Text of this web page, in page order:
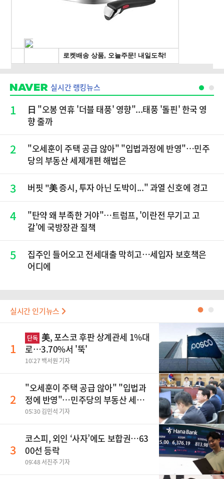
실시간 랭킹뉴스
1
日 "오봉 연휴 '더블 태풍' 영향"...태풍 '돌핀' 한국 영
향 줄까
2
"오세훈이 주택 공급 않아" "입법과정에 반영"…민주
당의 부동산 세제개편 해법은
3 버핏 "美 증시, 투자 아닌 도박이..." 과열 신호에 경고
4
"탄약 왜 부족한 거야"…트럼프, '이란전 무기고 고
갈'에 국방장관 질책
5
집주인 들어오고 전세대출 막히고…세입자 보호책은
어디에
실시간 인기뉴스 ●
1
단독 美, 포스코 후판 상계관세 1%대
로…3.70%서 '뚝'
10:27 백서원 기자
2
"오세훈이 주택 공급 않아" "입법과
정에 반영"…민주당의 부동산 세제
개편 해법은
05:30 김민석 기자
3
코스피, 외인 ‘사자’에도 보합권…63
00선 등락
09:48 서진주 기자